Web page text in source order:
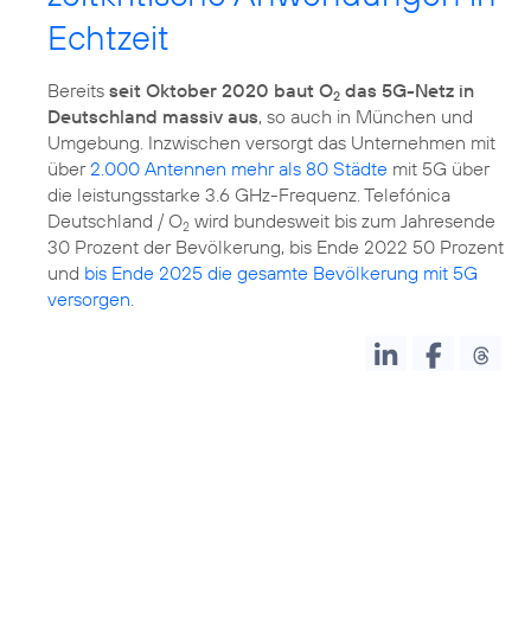
Echtzeit
Bereits seit Oktober 2020 baut O2 das 5G-Netz in
Deutschland massiv aus, so auch in München und
Umgebung. Inzwischen versorgt das Unternehmen mit
über 2.000 Antennen mehr als 80 Städte mit 5G über
die leistungsstarke 3.6 GHz-Frequenz. Telefónica
Deutschland / O2 wird bundesweit bis zum Jahresende
30 Prozent der Bevölkerung, bis Ende 2022 50 Prozent
und bis Ende 2025 die gesamte Bevölkerung mit 5G
versorgen.